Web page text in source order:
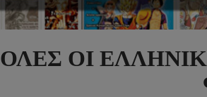
ΟΛΕΣ ΟΙ